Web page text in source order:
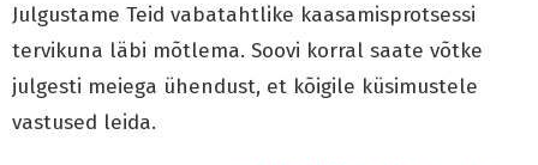
Julgustame Teid vabatahtlike kaasamisprotsessi
tervikuna läbi mõtlema. Soovi korral saate võtke
julgesti meiega ühendust, et kõigile küsimustele
vastused leida.